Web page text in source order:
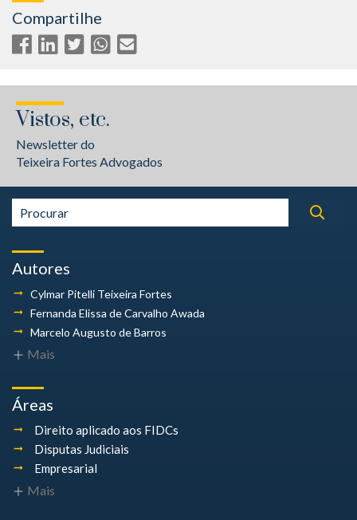
Compartilhe
Vistos, etc.
Newsletter do
Teixeira Fortes Advogados
Autores
Cylmar Pitelli Teixeira Fortes
Fernanda Elissa de Carvalho Awada
Marcelo Augusto de Barros
Mais
Áreas
Direito aplicado aos FIDCs
Disputas Judiciais
Empresarial
Mais